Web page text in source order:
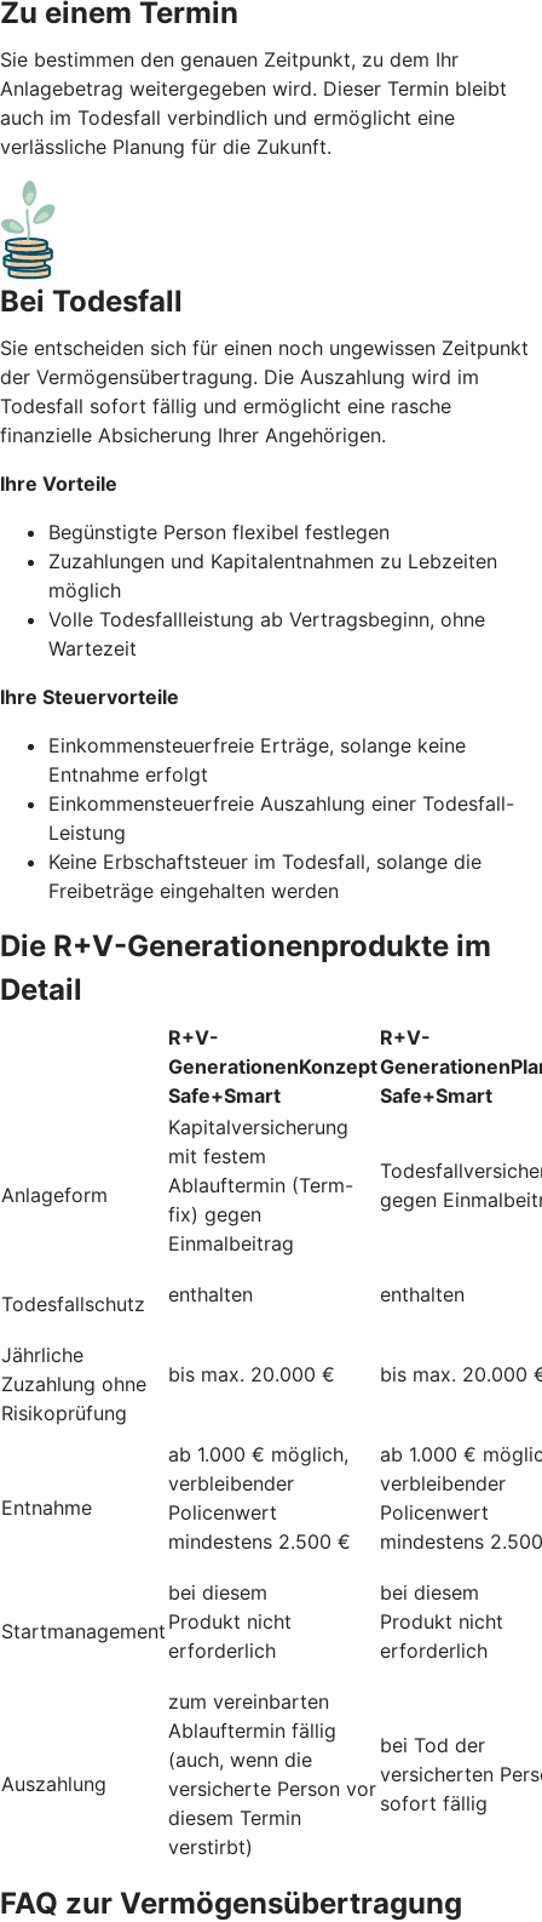
Zu einem Termin
Sie bestimmen den genauen Zeitpunkt, zu dem Ihr
Anlagebetrag weitergegeben wird. Dieser Termin bleibt
auch im Todesfall verbindlich und ermöglicht eine
verlässliche Planung für die Zukunft.
Bei Todesfall
Sie entscheiden sich für einen noch ungewissen Zeitpunkt
der Vermögensübertragung. Die Auszahlung wird im
Todesfall sofort fällig und ermöglicht eine rasche
finanzielle Absicherung Ihrer Angehörigen.
Ihre Vorteile
Begünstigte Person flexibel festlegen
Zuzahlungen und Kapitalentnahmen zu Lebzeiten
möglich
Volle Todesfallleistung ab Vertragsbeginn, ohne
Wartezeit
Ihre Steuervorteile
Einkommensteuerfreie Erträge, solange keine
Entnahme erfolgt
Einkommensteuerfreie Auszahlung einer Todesfall-
Leistung
Keine Erbschaftsteuer im Todesfall, solange die
Freibeträge eingehalten werden
Die R+V-Generationenprodukte im
Detail
R+V-
GenerationenKonzept
Safe+Smart
R+V-
Safe+Smart
Anlageform
Kapitalversicherung
mit festem
Ablauftermin (Term-
fix) gegen
Einmalbeitrag
gegen
Todesfallschutz enthalten enthalten
Jährliche
Zuzahlung ohne
Risikoprüfung
bis max. 20.000 € bis max. 20.000
Entnahme
ab 1.000 € möglich,
verbleibender
Policenwert
mindestens 2.500 €
ab 1.000 €
verbleibender
Policenwert
mindestens
Startmanagement
bei diesem
Produkt nicht
erforderlich
bei diesem
Produkt nicht
erforderlich
Auszahlung
zum vereinbarten
Ablauftermin fällig
(auch, wenn die
versicherte Person vor
diesem Termin
verstirbt)
bei Tod der
versicherten
sofort fällig
FAQ zur Vermögensübertragung